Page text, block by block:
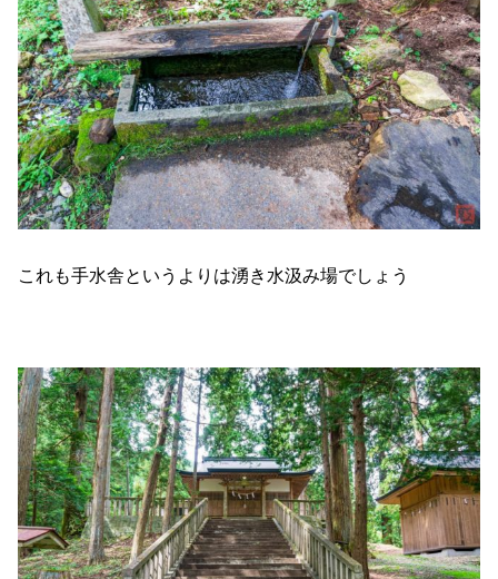
これも手水舎というよりは湧き水汲み場でしょう